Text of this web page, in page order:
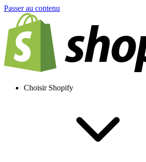
Passer au contenu
Choisir Shopify